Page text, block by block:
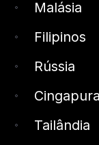
Malásia
Filipinos
Rússia
Cingapura
Tailândia